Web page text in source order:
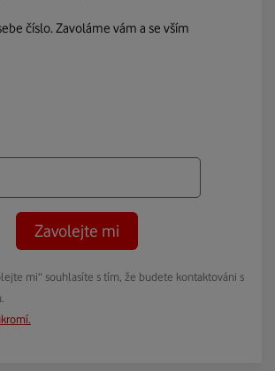
číslo. Zavoláme vám a se vším
Zavolejte mi
mi“ souhlasíte s tím, že budete kontaktováni s